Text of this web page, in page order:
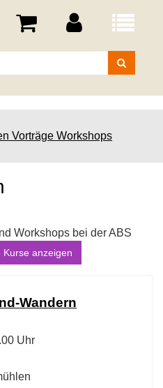
Menü
Kurse
suchen
Vorträge Workshops
Workshops bei der ABS
Kurse anzeigen
Wandern
Uhr